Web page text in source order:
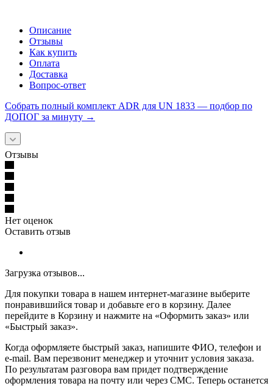
Описание
Отзывы
Как купить
Оплата
Доставка
Вопрос-ответ
Собрать полный комплект ADR для UN 1833 — подбор по
ДОПОГ за минуту →
Отзывы
Нет оценок
Оставить отзыв
Загрузка отзывов...
Для покупки товара в нашем интернет-магазине выберите
понравившийся товар и добавьте его в корзину. Далее
перейдите в Корзину и нажмите на «Оформить заказ» или
«Быстрый заказ».
Когда оформляете быстрый заказ, напишите ФИО, телефон и
e-mail. Вам перезвонит менеджер и уточнит условия заказа.
По результатам разговора вам придет подтверждение
оформления товара на почту или через СМС. Теперь останется